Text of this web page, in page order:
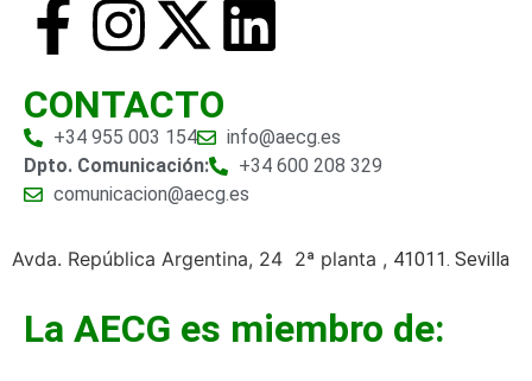
CONTACTO
+34 955 003 154
info@aecg.es
Dpto. Comunicación:
+34 600 208 329
comunicacion@aecg.es
Avda. República Argentina, 24 2ª planta , 41011. Sevilla
La AECG es miembro de: